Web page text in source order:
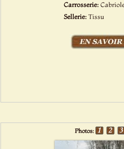
Carrosserie:
Sellerie:Tissu
Photos: